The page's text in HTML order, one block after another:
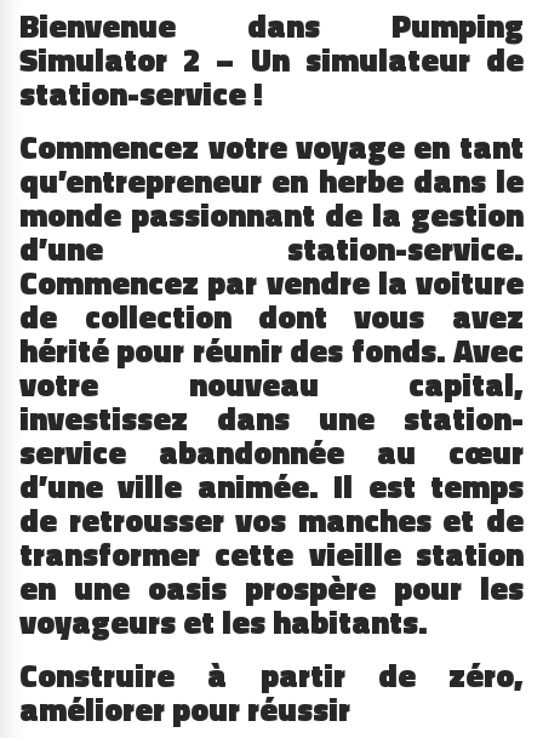
Bienvenue dans Pumping
Simulator 2 – Un simulateur de
station-service !
Commencez votre voyage en tant
qu’entrepreneur en herbe dans le
monde passionnant de la gestion
d’une station-service.
Commencez par vendre la voiture
de collection dont vous avez
hérité pour réunir des fonds. Avec
votre nouveau capital,
investissez dans une station-
service abandonnée au cœur
d’une ville animée. Il est temps
de retrousser vos manches et de
transformer cette vieille station
en une oasis prospère pour les
voyageurs et les habitants.
Construire à partir de zéro,
améliorer pour réussir